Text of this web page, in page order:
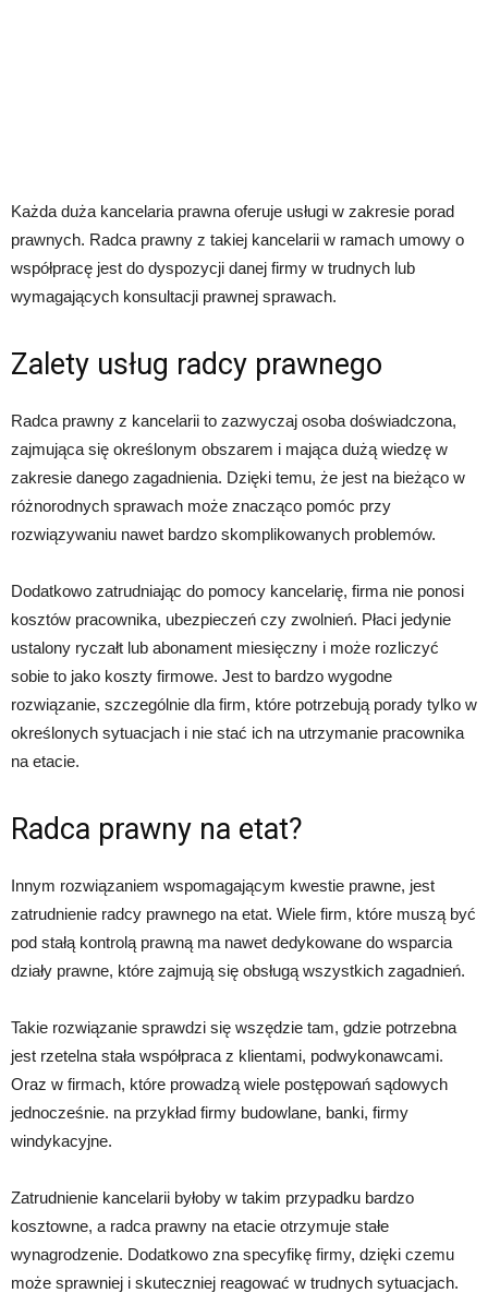
Każda duża kancelaria prawna oferuje usługi w zakresie porad
prawnych. Radca prawny z takiej kancelarii w ramach umowy o
współpracę jest do dyspozycji danej firmy w trudnych lub
wymagających konsultacji prawnej sprawach.
Zalety usług radcy prawnego
Radca prawny z kancelarii to zazwyczaj osoba doświadczona,
zajmująca się określonym obszarem i mająca dużą wiedzę w
zakresie danego zagadnienia. Dzięki temu, że jest na bieżąco w
różnorodnych sprawach może znacząco pomóc przy
rozwiązywaniu nawet bardzo skomplikowanych problemów.
Dodatkowo zatrudniając do pomocy kancelarię, firma nie ponosi
kosztów pracownika, ubezpieczeń czy zwolnień. Płaci jedynie
ustalony ryczałt lub abonament miesięczny i może rozliczyć
sobie to jako koszty firmowe. Jest to bardzo wygodne
rozwiązanie, szczególnie dla firm, które potrzebują porady tylko w
określonych sytuacjach i nie stać ich na utrzymanie pracownika
na etacie.
Radca prawny na etat?
Innym rozwiązaniem wspomagającym kwestie prawne, jest
zatrudnienie radcy prawnego na etat. Wiele firm, które muszą być
pod stałą kontrolą prawną ma nawet dedykowane do wsparcia
działy prawne, które zajmują się obsługą wszystkich zagadnień.
Takie rozwiązanie sprawdzi się wszędzie tam, gdzie potrzebna
jest rzetelna stała współpraca z klientami, podwykonawcami.
Oraz w firmach, które prowadzą wiele postępowań sądowych
jednocześnie. na przykład firmy budowlane, banki, firmy
windykacyjne.
Zatrudnienie kancelarii byłoby w takim przypadku bardzo
kosztowne, a radca prawny na etacie otrzymuje stałe
wynagrodzenie. Dodatkowo zna specyfikę firmy, dzięki czemu
może sprawniej i skuteczniej reagować w trudnych sytuacjach.